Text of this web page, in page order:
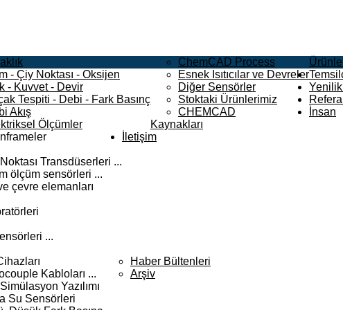
- Çiy Noktası - Oksijen
- Kuvvet - Devir
Tespiti - Debi - Fark Basınç
Akış
Ölçümler
ChemCAD Process
Esnek Isıtıcılar ve Devreler
Diğer Sensörler
Stoktaki Ürünlerimiz
CHEMCAD
Transdüserleri ...
ölçüm sensörleri ...
çevre elemanları
...
Kabloları ...
Yazılımı
Su Sensörleri
Haber Bültenleri
Arşiv
İnsan
Kaynakları
İletişim